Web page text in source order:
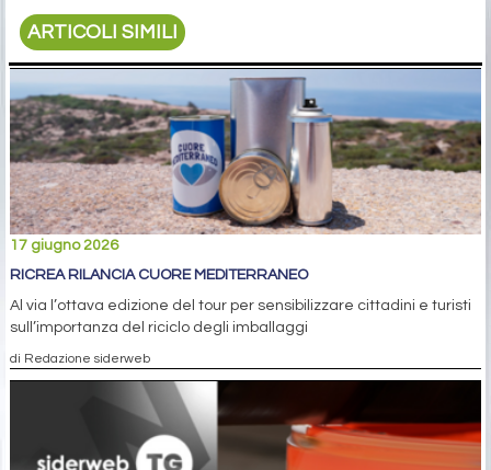
ARTICOLI SIMILI
17 giugno 2026
RICREA RILANCIA CUORE MEDITERRANEO
Al via l’ottava edizione del tour per sensibilizzare cittadini e turisti
sull’importanza del riciclo degli imballaggi
di Redazione siderweb